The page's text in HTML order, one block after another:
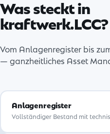
Was steckt in
kraftwerk.LCC?
Vom Anlagenregister bis
— ganzheitliches Asset
Anlagenregister
Vollständiger Bestand mit